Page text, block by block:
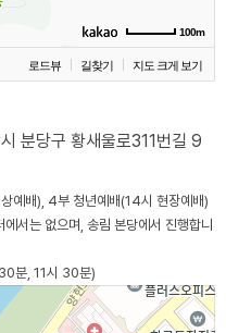
100m
로드뷰 길찾기 지도 크게 보기
분당구 황새울로311번길 9
예배), 4부 청년예배(14시 현장예배)
서는 없으며, 송림 본당에서 진행합니
분, 11시 30분)